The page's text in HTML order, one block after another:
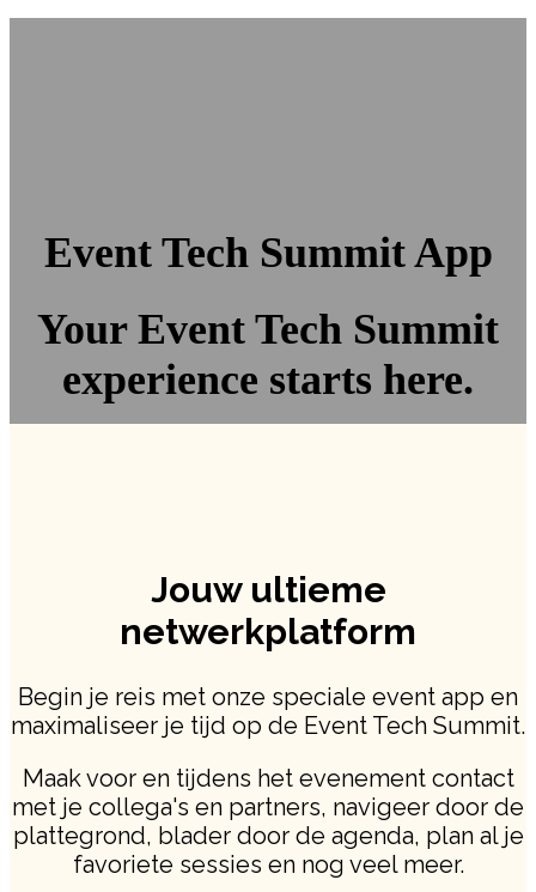
Event Tech Summit App
Your Event Tech Summit
experience starts here.
Jouw ultieme
netwerkplatform
Begin je reis met onze speciale event app en
maximaliseer je tijd op de Event Tech Summit.
Maak voor en tijdens het evenement contact
met je collega's en partners, navigeer door de
plattegrond, blader door de agenda, plan al je
favoriete sessies en nog veel meer.